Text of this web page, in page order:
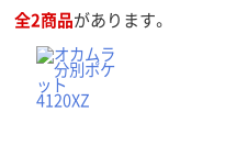
全2商品があります。